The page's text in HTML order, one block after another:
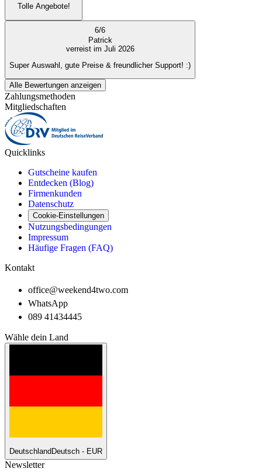
Tolle Angebote!
6/6
Patrick
verreist im Juli 2026
Super Auswahl, gute Preise & freundlicher Support! :)
Alle Bewertungen anzeigen
Zahlungsmethoden
Mitgliedschaften
Quicklinks
Gutscheine kaufen
Entdecken (Blog)
Firmenkunden
Datenschutz
Cookie-Einstellungen
Nutzungsbedingungen
Impressum
Häufige Fragen (FAQ)
Kontakt
office@weekend4two.com
WhatsApp
089 41434445
Wähle dein Land
Deutschland Deutsch - EUR
Newsletter